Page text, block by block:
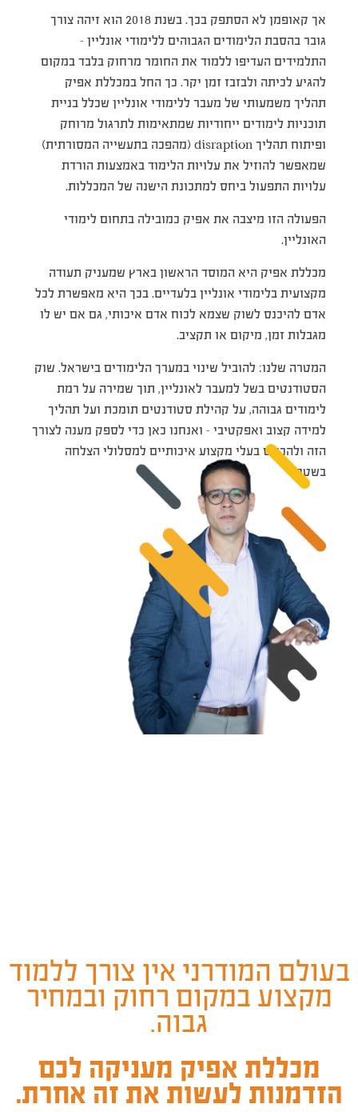
אך קאופמן לא הסתפק בכך. בשנת 2018 הוא זיהה צורך
גובר בהסבת הלימודים הגבוהים ללימודי אונליין –
התלמידים העדיפו ללמוד את החומר מרחוק בלבד במקום
להגיע לכיתה ולבזבז זמן יקר. כך החל במכללת אפיק
תהליך משמעותי של מעבר ללימודי אונליין שכלל בניית
תוכניות לימודים ייחודיות שמתאימות לתרגול מרוחק
ופיתוח תהליך disraption (מהפכה בתעשייה המסורתית)
שמאפשר להוזיל את עלויות הלימוד באמצעות הורדת
עלויות התפעול ביחס למתכונת הישנה של המכללות.
הפעולה הזו מיצבה את אפיק כמובילה בתחום לימודי
האונליין.
מכללת אפיק היא המוסד הראשון בארץ שמעניק תעודה
מקצועית בלימודי אונליין בלעדיים. בכך היא מאפשרת לכל
אדם להיכנס לשוק שצמא לכוח אדם איכותי, גם אם יש לו
מגבלות זמן, מיקום או תקציב.
המטרה שלנו: להוביל שינוי במערך הלימודים בישראל. שוק
הסטודנטים בשל למעבר לאונליין, תוך שמירה על רמת
לימודים גבוהה, על קהילת סטודנטים תומכת ועל תהליך
למידה קצוב ואפקטיבי – ואנחנו כאן כדי לספק מענה לצורך
הזה ולהכניס בעלי מקצוע איכותיים למסלולי הצלחה
בשטח.
בעולם המודרני אין צורך ללמוד
מקצוע במקום רחוק ובמחיר
גבוה.
מכללת אפיק מעניקה לכם
הזדמנות לעשות את זה אחרת.